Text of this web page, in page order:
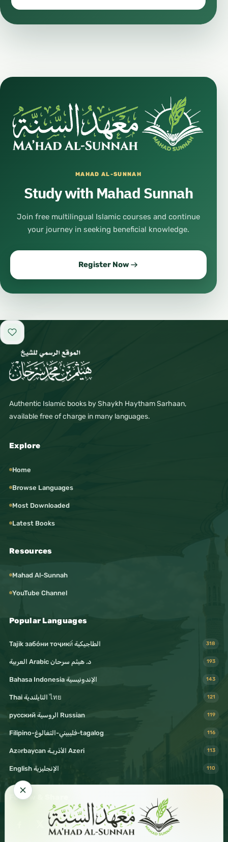
MAHAD AL-SUNNAH
Study with Mahad Sunnah
Join free multilingual Islamic courses and continue
your journey in seeking beneficial knowledge.
Register Now
Add to favorites
Authentic Islamic books by Shaykh Haytham Sarhaan,
available free of charge in many languages.
Explore
Home
Browse Languages
Most Downloaded
Latest Books
Resources
Mahad Al-Sunnah
YouTube Channel
Popular Languages
Tajik забо́ни тоҷикӣ́ الطاجيكية 318
د. هيثم سرحان Arabic العربية 193
Bahasa Indonesia الإندونيسية 143
Thai التايلندية ไทย 121
русский الروسية Russian 119
Filipino-فليبيني-التغالوغ-tagalog 116
Azərbaycan الأذريـة Azeri 113
English الإنجليزية 110
Follow & Share